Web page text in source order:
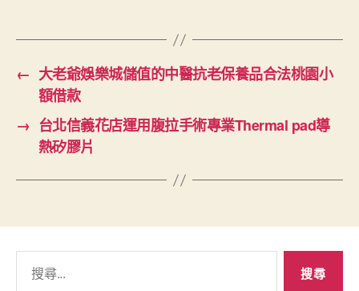
← 大老爺娛樂城儲值的中醫抗老保養品合法桃園小
額借款
→ 台北信義花店運用腹拉手術專業Thermal pad導
熱矽膠片